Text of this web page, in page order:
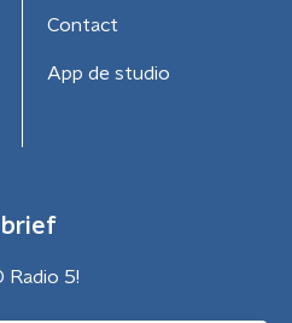
Contact
App de studio
Radio 5!